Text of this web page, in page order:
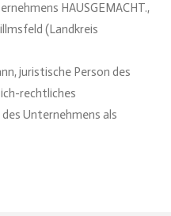
HAUSGEMACHT.,
(Landkreis
juristische Person des
rechtliches
Unternehmens als